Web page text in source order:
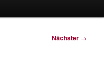
Nächster →